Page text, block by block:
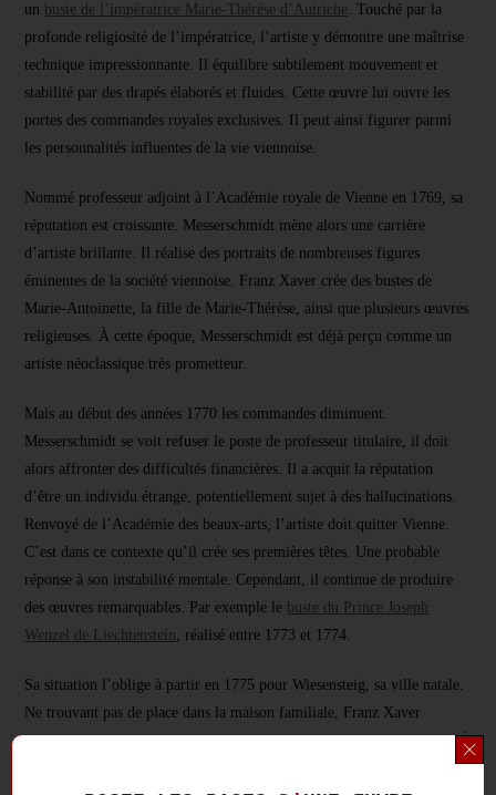
un buste de l’impératrice Marie-Thérèse d’Autriche . Touché par la
profonde religiosité de l’impératrice, l’artiste y démontre une maîtrise
technique impressionnante. Il équilibre subtilement mouvement et
stabilité par des drapés élaborés et fluides. Cette œuvre lui ouvre les
portes des commandes royales exclusives. Il peut ainsi figurer parmi
les personnalités influentes de la vie viennoise.
Nommé professeur adjoint à l’Académie royale de Vienne en 1769, sa
réputation est croissante. Messerschmidt mène alors une carrière
d’artiste brillante. Il réalise des portraits de nombreuses figures
éminentes de la société viennoise. Franz Xaver crée des bustes de
Marie-Antoinette, la fille de Marie-Thérèse, ainsi que plusieurs œuvres
religieuses. À cette époque, Messerschmidt est déjà perçu comme un
artiste néoclassique très prometteur.
Mais au début des années 1770 les commandes diminuent.
Messerschmidt se voit refuser le poste de professeur titulaire, il doit
alors affronter des difficultés financières. Il a acquit la réputation
d’être un individu étrange, potentiellement sujet à des hallucinations.
Renvoyé de l’Académie des beaux-arts, l’artiste doit quitter Vienne.
C’est dans ce contexte qu’il crée ses premières têtes. Une probable
réponse à son instabilité mentale. Cependant, il continue de produire
des œuvres remarquables. Par exemple le buste du Prince Joseph
Wenzel de Liechtenstein, réalisé entre 1773 et 1774.
Sa situation l’oblige à partir en 1775 pour Wiesensteig, sa ville natale.
Ne trouvant pas de place dans la maison familiale, Franz Xaver
s’installe alors dans une cabane. Il y continue la création de ses têtes. À